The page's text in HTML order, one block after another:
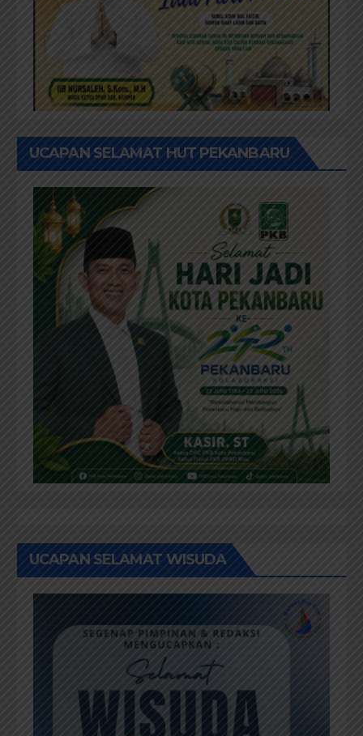
UCAPAN SELAMAT HUT PEKANBARU
UCAPAN SELAMAT WISUDA